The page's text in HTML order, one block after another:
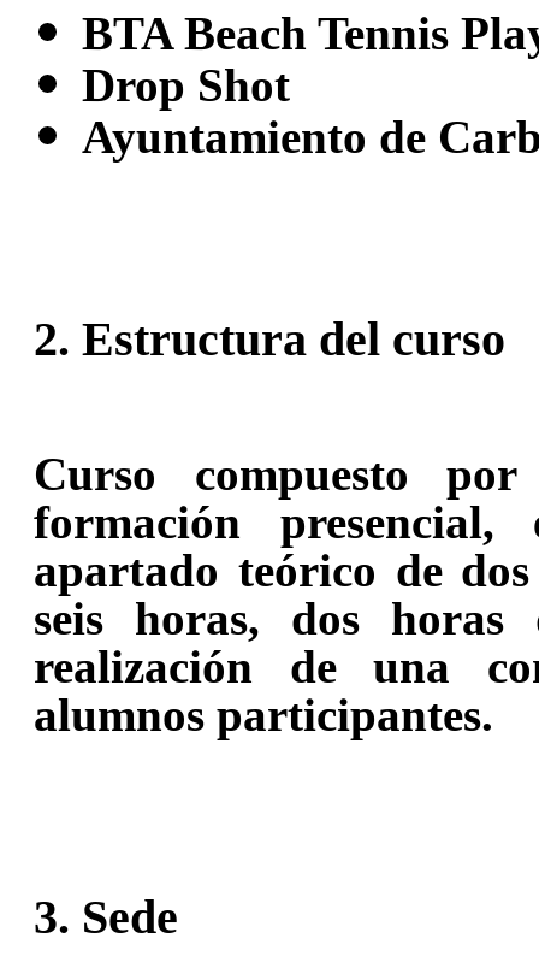
BTA Beach Tennis
Drop Shot
Ayuntamiento de
2. Estructura del curso
Curso compuesto
formación
apartado teórico de
seis horas, dos
realización de una
alumnos participantes.
3. Sede